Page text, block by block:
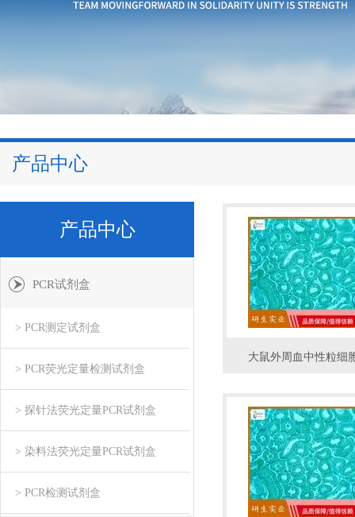
产品中心
产品中心
PCR试剂盒
> PCR测定试剂盒
> PCR荧光定量检测试剂盒
> 探针法荧光定量PCR试剂盒
> 染料法荧光定量PCR试剂盒
> PCR检测试剂盒
大鼠外周血中性粒细